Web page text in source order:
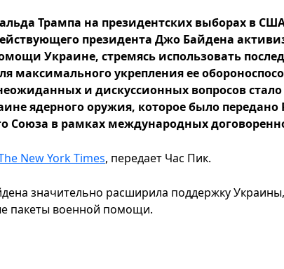
Трампа на президентских выборах в
президента Джо Байдена
Украине, стремясь использовать
максимального укрепления ее
и дискуссионных вопросов стало
ядерного оружия, которое было передано
Союза в рамках международных
New York Times, передает Час Пик.
значительно расширила поддержку Украины,
пакеты военной помощи.